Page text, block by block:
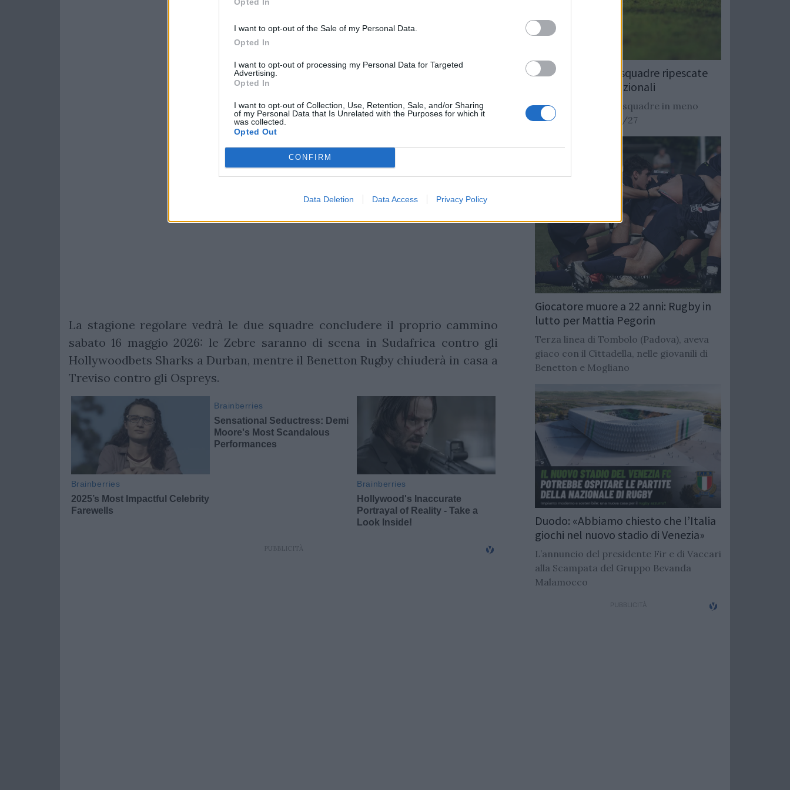
I want to opt-out of the Sale of my Personal Data.
Opted In
I want to opt-out of processing my Personal Data for Targeted
Advertising.
Opted In
I want to opt-out of Collection, Use, Retention, Sale, and/or Sharing
of my Personal Data that Is Unrelated with the Purposes for which it
was collected.
Opted Out
CONFIRM
Data Deletion Data Access Privacy Policy
La stagione regolare vedrà le due squadre concludere il proprio cammino
sabato 16 maggio 2026: le Zebre saranno di scena in Sudafrica contro gli
Hollywoodbets Sharks a Durban, mentre il Benetton Rugby chiuderà in casa a
Treviso contro gli Ospreys.
Rugby: Record di squadre ripescate
nei campionati nazionali
Si stimano oltre 20 squadre in meno
dalla stagione 2026/27
Giocatore muore a 22 anni: Rugby in
lutto per Mattia Pegorin
Terza linea di Tombolo (Padova), aveva
giaco con il Cittadella, nelle giovanili di
Benetton e Mogliano
Duodo: «Abbiamo chiesto che l’Italia
giochi nel nuovo stadio di Venezia»
L’annuncio del presidente Fir e di Vaccari
alla Scampata del Gruppo Bevanda
Malamocco